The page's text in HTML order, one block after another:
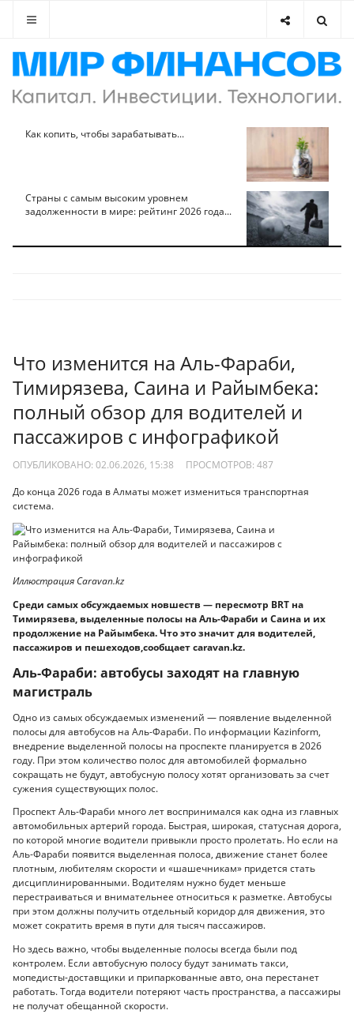
Как копить, чтобы зарабатывать...
Страны с самым высоким уровнем
задолженности в мире: рейтинг 2026 года...
Что изменится на Аль-Фараби,
Тимирязева, Саина и Райымбека:
полный обзор для водителей и
пассажиров с инфографикой
ОПУБЛИКОВАНО: 02.06.2026, 15:38 ПРОСМОТРОВ: 487
До конца 2026 года в Алматы может измениться транспортная
система.
Иллюстрация Caravan.kz
Среди самых обсуждаемых новшеств — пересмотр BRT на
Тимирязева, выделенные полосы на Аль-Фараби и Саина и их
продолжение на Райымбека. Что это значит для водителей,
пассажиров и пешеходов,сообщает сaravan.kz.
Аль-Фараби: автобусы заходят на главную
магистраль
Одно из самых обсуждаемых изменений — появление выделенной
полосы для автобусов на Аль-Фараби. По информации Kazinform,
внедрение выделенной полосы на проспекте планируется в 2026
году. При этом количество полос для автомобилей формально
сокращать не будут, автобусную полосу хотят организовать за счет
сужения существующих полос.
Проспект Аль-Фараби много лет воспринимался как одна из главных
автомобильных артерий города. Быстрая, широкая, статусная дорога,
по которой многие водители привыкли просто пролетать. Но если на
Аль-Фараби появится выделенная полоса, движение станет более
плотным, любителям скорости и «шашечникам» придется стать
дисциплинированными. Водителям нужно будет меньше
перестраиваться и внимательнее относиться к разметке. Автобусы
при этом должны получить отдельный коридор для движения, это
может сократить время в пути для тысяч пассажиров.
Но здесь важно, чтобы выделенные полосы всегда были под
контролем. Если автобусную полосу будут занимать такси,
мопедисты-доставщики и припаркованные авто, она перестанет
работать. Тогда водители потеряют часть пространства, а пассажиры
не получат обещанной скорости.